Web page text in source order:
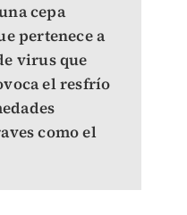
cepa
pertenece a
virus que
el resfrío
como el